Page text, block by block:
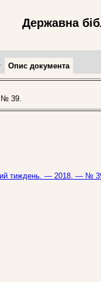
Державна
Опис документа
№ 39.
тиждень. — 2018. — №